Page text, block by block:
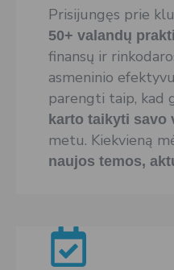
Prisijungęs prie
50+ valandų
finansų ir
asmeninio
parengti taip, kad
karto taikyti savo
metu. Kiekvieną
naujos temos,